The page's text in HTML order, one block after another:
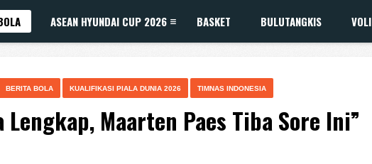
ASEAN HYUNDAI CUP 2026 BASKET BULUTANGKIS VOLI
BERITA BOLA KUALIFIKASI PIALA DUNIA 2026 TIMNAS INDONESIA
Maarten Paes Tiba Sore Ini”